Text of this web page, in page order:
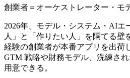
創業者＝オーケストレーター・モ
2026年、モデル・システム・AIエ
人」と「作りたい人」を隔てる壁
経験の創業者が本番アプリを出荷
GTM 戦略や財務モデル、洗練さ
用意できる。